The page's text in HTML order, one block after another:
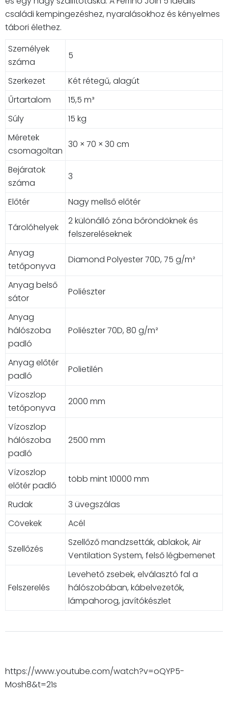
családi kempingezéshez, nyaralásokhoz és kényelmes
tábori élethez.
Személyek
száma
5
Szerkezet
Két rétegű, alagút
Űrtartalom
15,5 m³
Súly
15 kg
Méretek
csomagoltan
30 × 70 × 30 cm
Bejáratok
száma
3
Előtér Nagy mellső előtér
Tárolóhelyek
2 különálló zóna bőröndöknek és
felszereléseknek
Anyag
tetőponyva
Diamond Polyester 70D, 75 g/m²
Anyag belső
sátor
Poliészter
Anyag
hálószoba
padló
Poliészter 70D, 80 g/m²
Anyag előtér
padló
Polietilén
Vízoszlop
tetőponyva
2000 mm
Vízoszlop
hálószoba
padló
2500 mm
Vízoszlop
előtér padló
több mint 10000 mm
Rudak
3 üvegszálas
Cövekek
Acél
Szellőzés
Szellőző mandzsetták, ablakok, Air
Ventilation System, felső légbemenet
Felszerelés
Levehető zsebek, elválasztó fal a
hálószobában, kábelvezetők,
lámpahorog, javítókészlet
https://www.youtube.com/watch?v=oQYP5-
Mosh8&t=21s